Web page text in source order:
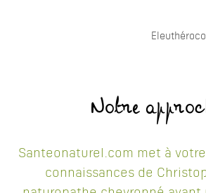
Notre
Santeonaturel.com met à
connaissances de